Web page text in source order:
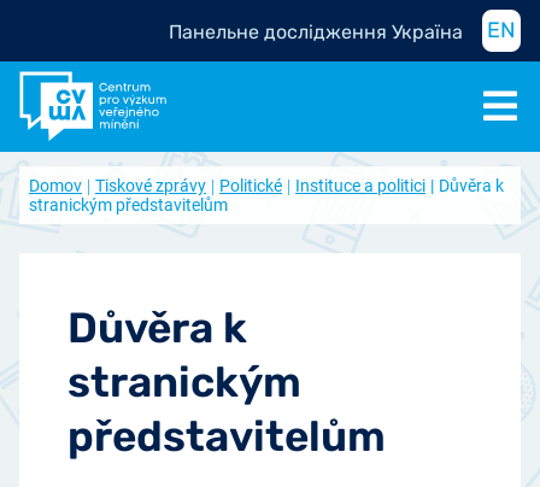
Панельне дослідження Україна EN
Domov Tiskové zprávy Politické Instituce a politici
Důvěra k
stranickým představitelům
Důvěra k
stranickým
představitelům